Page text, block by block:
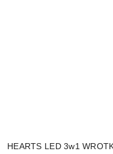
HEARTS LED 3w1